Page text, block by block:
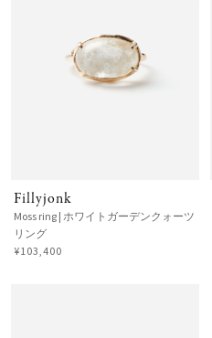
Fillyjonk
Moss ring | ホワイトガーデンクォーツ
リング
¥103,400